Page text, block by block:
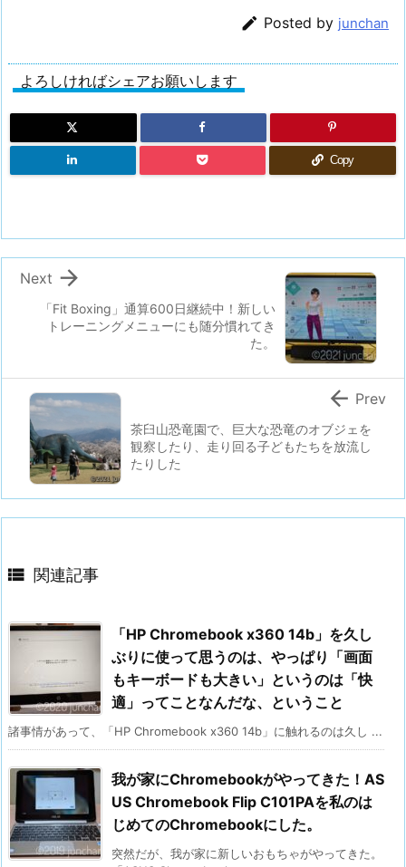
 Posted by junchan
よろしければシェアお願いします
Copy
「Fit Boxing」通算600日継続中！新しい
トレーニングメニューにも随分慣れてき
た。

Next
茶臼山恐竜園で、巨大な恐竜のオブジェを
観察したり、走り回る子どもたちを放流し
たりした
 Prev
 関連記事
「HP Chromebook x360 14b」を久し
ぶりに使って思うのは、やっぱり「画面
もキーボードも大きい」というのは「快
適」ってことなんだな、ということ
諸事情があって、「HP Chromebook x360 14b」に触れるのは久し ...
我が家にChromebookがやってきた！AS
US Chromebook Flip C101PAを私のは
じめてのChromebookにした。
突然だが、我が家に新しいおもちゃがやってきた。